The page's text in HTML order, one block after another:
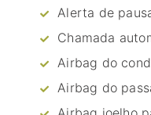
Alerta de
Chamada
Airbag do
Airbag do